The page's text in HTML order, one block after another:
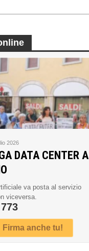
2026
DATA CENTER A
va posta al servizio
viceversa.
773
anche tu!